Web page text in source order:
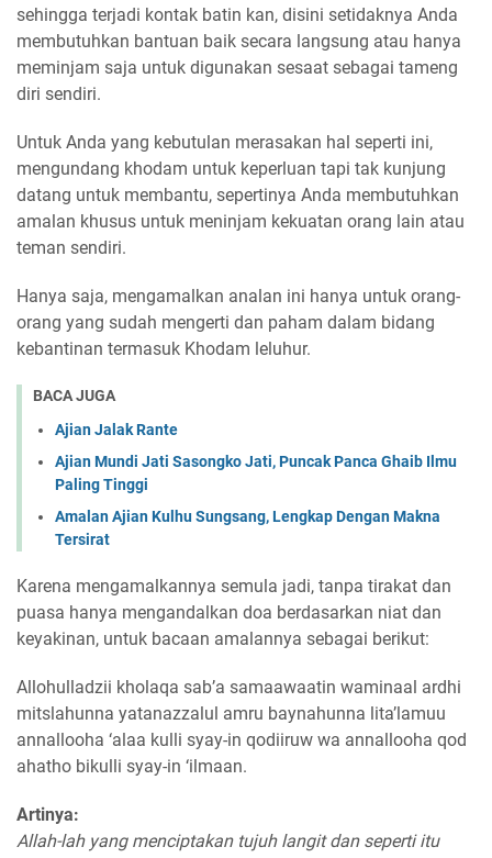
sehingga terjadi kontak batin kan, disini setidaknya Anda
membutuhkan bantuan baik secara langsung atau hanya
meminjam saja untuk digunakan sesaat sebagai tameng
diri sendiri.
Untuk Anda yang kebutulan merasakan hal seperti ini,
mengundang khodam untuk keperluan tapi tak kunjung
datang untuk membantu, sepertinya Anda membutuhkan
amalan khusus untuk meninjam kekuatan orang lain atau
teman sendiri.
Hanya saja, mengamalkan analan ini hanya untuk orang-
orang yang sudah mengerti dan paham dalam bidang
kebantinan termasuk Khodam leluhur.
BACA JUGA
Ajian Jalak Rante
Ajian Mundi Jati Sasongko Jati, Puncak Panca Ghaib Ilmu
Paling Tinggi
Amalan Ajian Kulhu Sungsang, Lengkap Dengan Makna
Tersirat
Karena mengamalkannya semula jadi, tanpa tirakat dan
puasa hanya mengandalkan doa berdasarkan niat dan
keyakinan, untuk bacaan amalannya sebagai berikut:
Allohulladzii kholaqa sab’a samaawaatin waminaal ardhi
mitslahunna yatanazzalul amru baynahunna lita’lamuu
annallooha ‘alaa kulli syay-in qodiiruw wa annallooha qod
ahatho bikulli syay-in ‘ilmaan.
Artinya:
Allah-lah yang menciptakan tujuh langit dan seperti itu